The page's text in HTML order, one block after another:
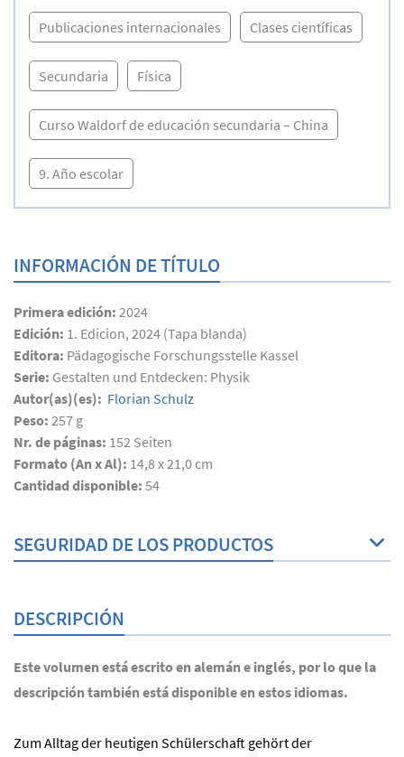
Publicaciones internacionales Clases científicas
Secundaria Física
Curso Waldorf de educación secundaria – China
9. Año escolar
INFORMACIÓN DE TÍTULO
Primera edición: 2024
Edición: 1. Edicion, 2024 (Tapa blanda)
Editora: Pädagogische Forschungsstelle Kassel
Serie: Gestalten und Entdecken: Physik
Autor(as)(es): Florian Schulz
Peso: 257 g
Nr. de páginas: 152 Seiten
Formato (An x Al): 14,8 x 21,0 cm
Cantidad disponible: 54
SEGURIDAD DE LOS PRODUCTOS
DESCRIPCIÓN
Este volumen está escrito en alemán e inglés, por lo que la
descripción también está disponible en estos idiomas.
Zum Alltag der heutigen Schülerschaft gehört der